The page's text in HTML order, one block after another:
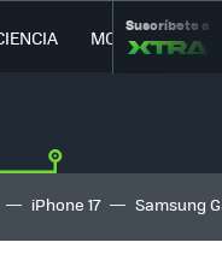
MOVILIDAD
Suscríbete a
iPhone 17 Samsung